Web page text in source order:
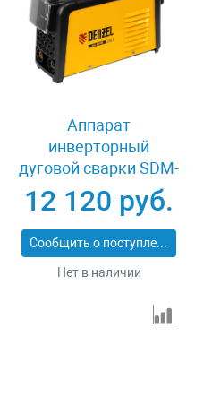
Аппарат
инверторный
дуговой сварки SDM-
220 Top, 220 А, ПВ
60% Denzel 94357
12 120 руб.
Сообщить о поступлении
Нет в наличии